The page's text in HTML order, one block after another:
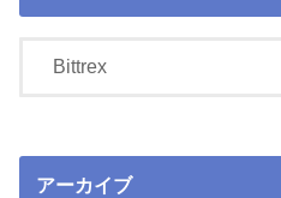
アーカイブ